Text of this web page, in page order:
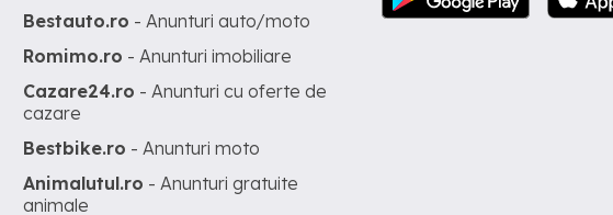
Bestauto.ro - Anunturi auto/moto
Romimo.ro - Anunturi imobiliare
Cazare24.ro - Anunturi cu oferte de
cazare
Bestbike.ro - Anunturi moto
Animalutul.ro - Anunturi gratuite
animale